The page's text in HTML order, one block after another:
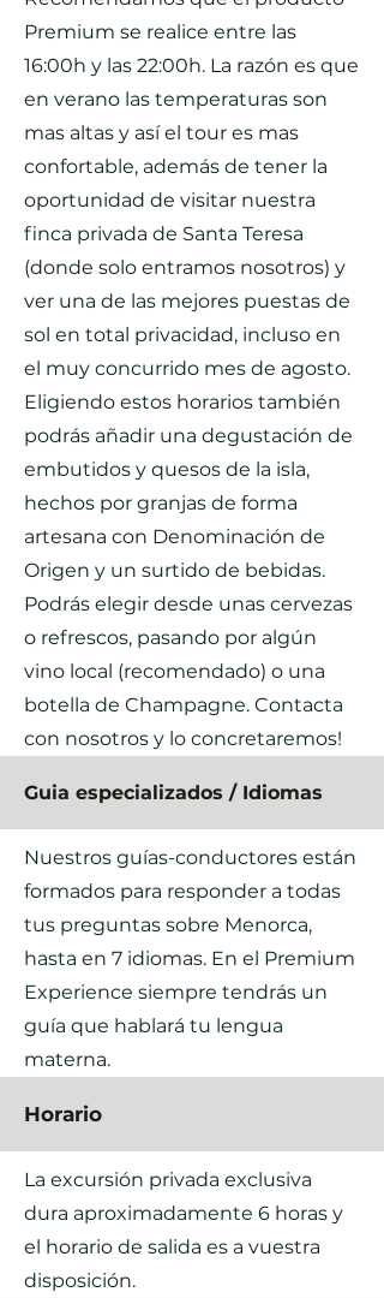
Premium se realice entre las
16:00h y las 22:00h. La razón es que
en verano las temperaturas son
mas altas y así el tour es mas
confortable, además de tener la
oportunidad de visitar nuestra
finca privada de Santa Teresa
(donde solo entramos nosotros) y
ver una de las mejores puestas de
sol en total privacidad, incluso en
el muy concurrido mes de agosto.
Eligiendo estos horarios también
podrás añadir una degustación de
embutidos y quesos de la isla,
hechos por granjas de forma
artesana con Denominación de
Origen y un surtido de bebidas.
Podrás elegir desde unas cervezas
o refrescos, pasando por algún
vino local (recomendado) o una
botella de Champagne. Contacta
con nosotros y lo concretaremos!
Guia especializados / Idiomas
Nuestros guías-conductores están
formados para responder a todas
tus preguntas sobre Menorca,
hasta en 7 idiomas. En el Premium
Experience siempre tendrás un
guía que hablará tu lengua
materna.
Horario
La excursión privada exclusiva
dura aproximadamente 6 horas y
el horario de salida es a vuestra
disposición.